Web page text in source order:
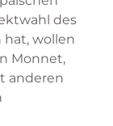
des
hat, wollen
Monnet,
anderen